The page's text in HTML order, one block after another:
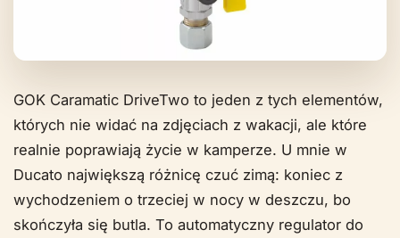
GOK Caramatic DriveTwo to jeden z tych elementów,
których nie widać na zdjęciach z wakacji, ale które
realnie poprawiają życie w kamperze. U mnie w
Ducato największą różnicę czuć zimą: koniec z
wychodzeniem o trzeciej w nocy w deszczu, bo
skończyła się butla. To automatyczny regulator do